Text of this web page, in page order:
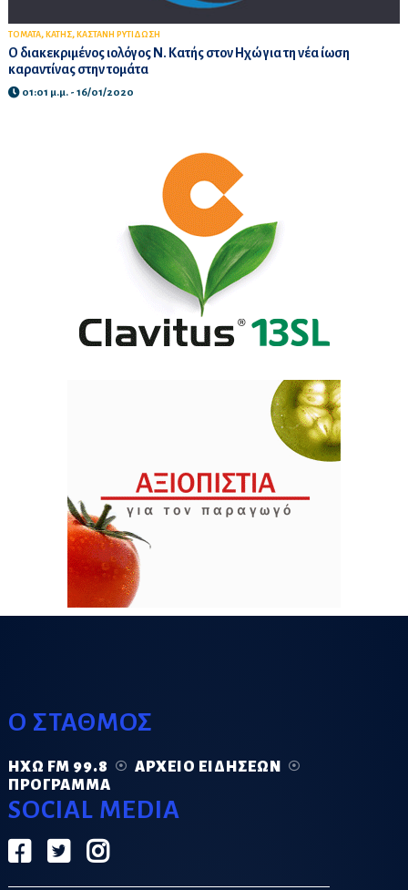
ΤΟΜΑΤΑ, ΚΑΤΗΣ, ΚΑΣΤΑΝΗ ΡΥΤΙΔΩΣΗ
Ο διακεκριμένος ιολόγος Ν. Κατής στον Ηχώ για τη νέα ίωση
καραντίνας στην τομάτα
01:01 μ.μ. - 16/01/2020
Ο ΣΤΑΘΜΟΣ
ΗΧΏ FM 99.8
ΑΡΧΕΊΟ ΕΙΔΉΣΕΩΝ
ΠΡΌΓΡΑΜΜΑ
SOCIAL MEDIA